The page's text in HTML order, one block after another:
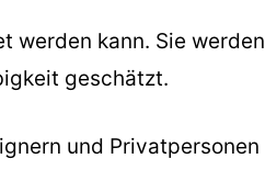
werden kann. Sie werden
geschätzt.
und Privatpersonen